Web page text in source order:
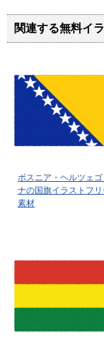
関連する無料イ
ボスニア・ヘルツェ
ナの国旗イラストフリ
素材